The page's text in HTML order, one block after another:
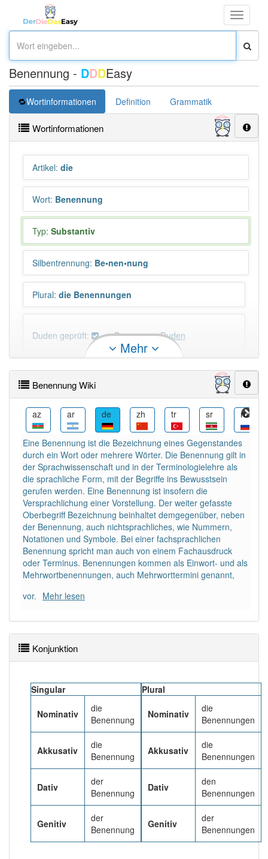
Toggle
Benennung - DDDEasy
Wortinformationen Definition Grammatik
Wortinformationen
Artikel: die
Wort: Benennung
Typ: Substantiv
Silbentrennung: Be•nen•nung
Plural: die Benennungen
Duden geprüft: Benennung Duden
×
Wörter, die mit "-ung" enden, haben fast immer
Artikel:die.
DER:127Ausnahmen Beispiele
DIE:11 043
DAS: 2Ausnahmen Beispiele
PowerIndex:17
Häufigkeit: 4 von 10
Wörter mit Endung
korrekt erraten.
Mehr
Benennung Wiki
az ar de zh tr sr ru
Eine Benennung ist die Bezeichnung eines Gegenstandes
durch ein Wort oder mehrere Wörter. Die Benennung gilt in
der Sprachwissenschaft und in der Terminologielehre als
die sprachliche Form, mit der Begriffe ins Bewusstsein
gerufen werden. Eine Benennung ist insofern die
Versprachlichung einer Vorstellung. Der weiter gefasste
Oberbegriff Bezeichnung beinhaltet demgegenüber, neben
der Benennung, auch nichtsprachliches, wie Nummern,
Notationen und Symbole. Bei einer fachsprachlichen
Benennung spricht man auch von einem Fachausdruck
oder Terminus. Benennungen kommen als Einwort- und als
Mehrwortbenennungen, auch Mehrworttermini genannt,
vor. Mehr lesen
Konjunktion
Singular
Nominativ
die
Benennung
Akkusativ
die
Benennung
Dativ
der
Benennung
Genitiv
der
Benennung
Plural
Nominativ
die
Benennungen
Akkusativ
die
Benennungen
Dativ
den
Benennungen
Genitiv
der
Benennungen